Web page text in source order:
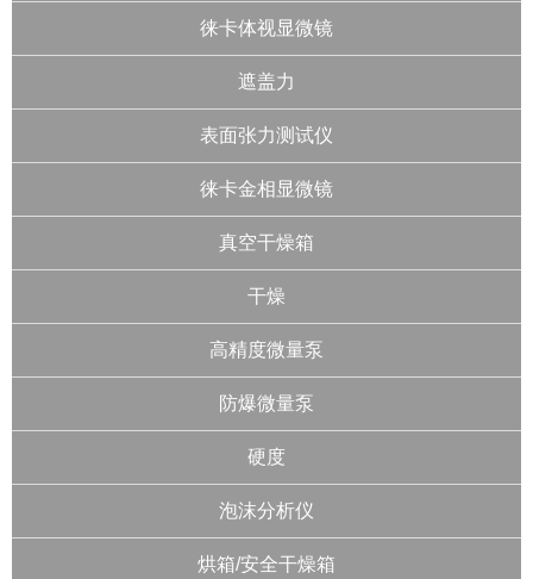
徕卡体视显微镜
遮盖力
表面张力测试仪
徕卡金相显微镜
真空干燥箱
干燥
高精度微量泵
防爆微量泵
硬度
泡沫分析仪
烘箱/安全干燥箱